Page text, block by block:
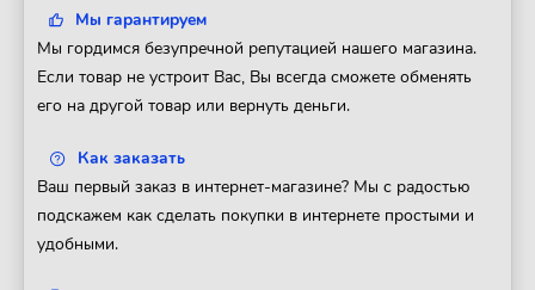
Мы гарантируем
Мы гордимся безупречной репутацией нашего магазина.
Если товар не устроит Вас, Вы всегда сможете обменять
его на другой товар или вернуть деньги.
Как заказать
Ваш первый заказ в интернет-магазине? Мы с радостью
подскажем как сделать покупки в интернете простыми и
удобными.